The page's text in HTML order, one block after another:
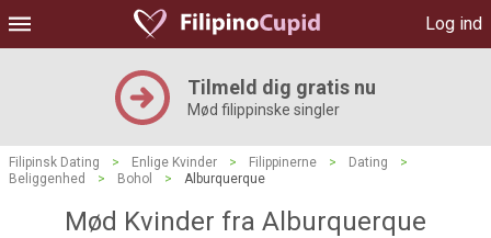
Log ind
Tilmeld dig gratis nu
Mød filippinske singler
Filipinsk Dating > Enlige Kvinder > Filippinerne > Dating
>
Beliggenhed
> Bohol > Alburquerque
Mød Kvinder fra Alburquerque